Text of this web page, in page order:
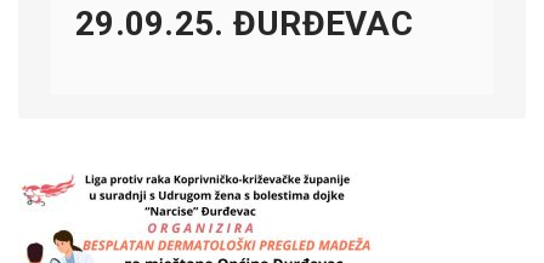
29.09.25. ĐURĐEVAC